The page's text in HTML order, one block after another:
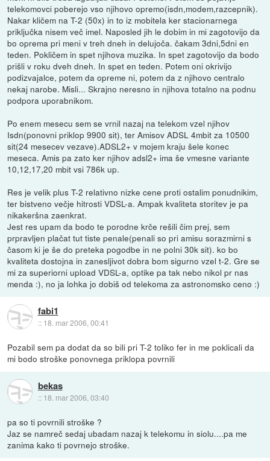
telekomovci poberejo vso njihovo opremo(isdn,modem,razcepnik).
Nakar kličem na T-2 (50x) in to iz mobitela ker stacionarnega
priključka nisem več imel. Naposled jih le dobim in mi zagotovijo da
bo oprema pri meni v treh dneh in delujoča. čakam 3dni,5dni en
teden. Pokličem in spet njihova muzika. In spet zagotovijo da bodo
prišli v roku dveh dneh. In spet en teden. Potem oni okrivijo
podizvajalce, potem da opreme ni, potem da z njihovo centralo
nekaj narobe. Misli... Skrajno neresno in njihova totalno na podnu
podpora uporabnikom.
Po enem mesecu sem se vrnil nazaj na telekom vzel njihov
Isdn(ponovni priklop 9900 sit), ter Amisov ADSL 4mbit za 10500
sit(24 mesecev vezave).ADSL2+ v mojem kraju šele konec
meseca. Amis pa zato ker njihov adsl2+ ima še vmesne variante
10,12,17,20 mbit vsi 786k up.
Res je velik plus T-2 relativno nizke cene proti ostalim ponudnikim,
ter bistveno večje hitrosti VDSL-a. Ampak kvaliteta storitev je pa
nikakeršna zaenkrat.
Jest res upam da bodo te porodne krče rešili čim prej, sem
prpravljen plačat tut tiste penale(penali so pri amisu sorazmirni s
časom ki je še do preteka pogodbe in ne polni 30k sit). ko bo
kvaliteta dostojna in zanesljivot dobra bom sigurno vzel t-2. Gre se
mi za superiorni upload VDSL-a, optike pa tak nebo nikol pr nas
menda :), no ja lohka jo dobiš od telekoma za astronomsko ceno :)
fabi1
:: 18. mar 2006, 00:41
Pozabil sem pa dodat da so bili pri T-2 toliko fer in me poklicali da
mi bodo stroške ponovnega priklopa povrnili
bekas
:: 18. mar 2006, 03:40
pa so ti povrnili stroške ?
Jaz se namreč sedaj ubadam nazaj k telekomu in siolu....pa me
zanima kako ti povrnejo stroške.